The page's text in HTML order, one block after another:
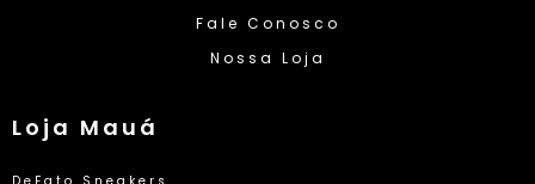
Fale Conosco
Nossa Loja
Loja Mauá